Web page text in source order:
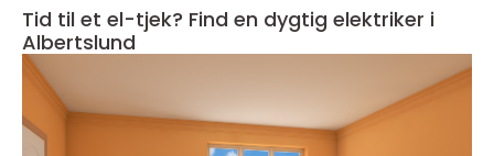
Tid til et el-tjek? Find en dygtig elektriker i
Albertslund